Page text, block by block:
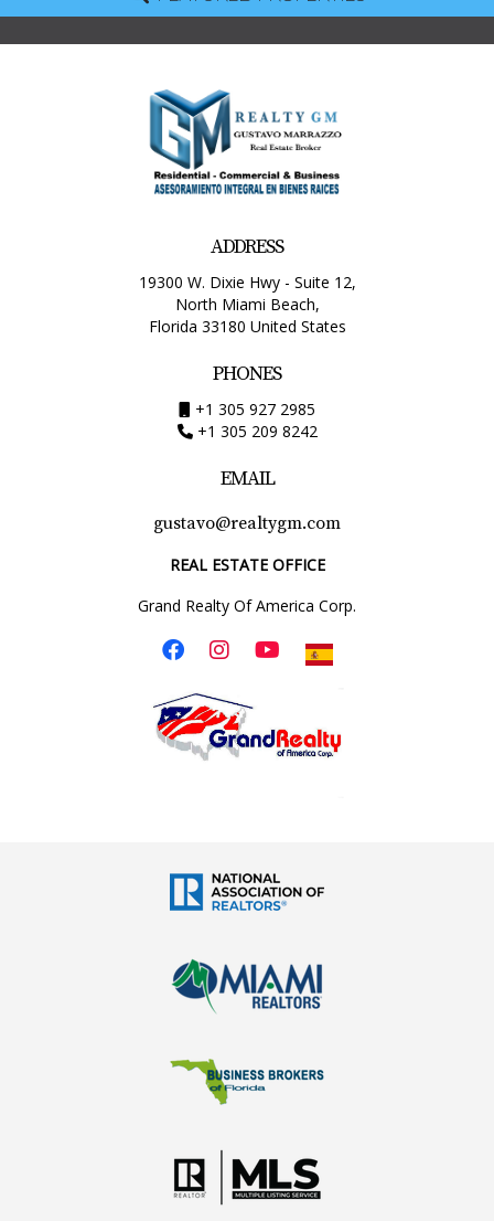
ADDRESS
19300 W. Dixie Hwy - Suite 12,
North Miami Beach,
Florida 33180 United States
PHONES
+1 305 927 2985
+1 305 209 8242
EMAIL
gustavo@realtygm.com
REAL ESTATE OFFICE
Grand Realty Of America Corp.